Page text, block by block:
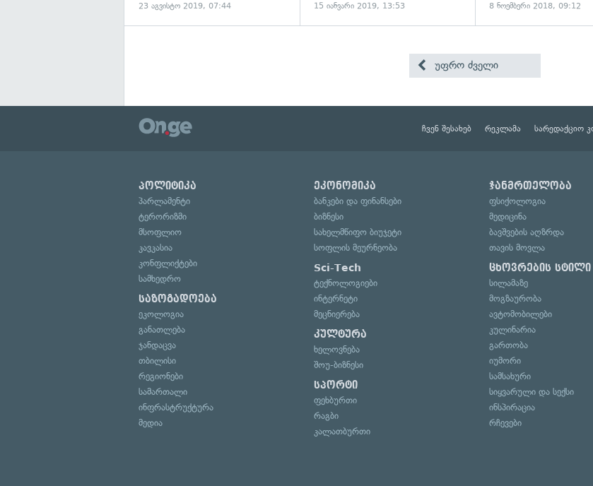
23 აგვისტო 2019, 07:44 15 იანვარი 2019, 13:53 8 ნოემბერი 2018, 09:12
უფრო ძველი
ჩვენ შესახებ რეკლამა სარედაქციო
პოლიტიკა
პარლამენტი
ტერორიზმი
მსოფლიო
კავკასია
კონფლიქტები
სამხედრო
საზოგადოება
ეკოლოგია
განათლება
ჯანდაცვა
თბილისი
რეგიონები
სამართალი
ინფრასტრუქტურა
მედია
ეკონომიკა
ბანკები და ფინანსები
ბიზნესი
სახელმწიფო ბიუჯეტი
სოფლის მეურნეობა
Sci-Tech
ტექნოლოგიები
ინტერნეტი
მეცნიერება
კულტურა
ხელოვნება
შოუ-ბიზნესი
სპორტი
ფეხბურთი
რაგბი
კალათბურთი
ჯანმრთელობა
ფსიქოლოგია
მედიცინა
ბავშვების აღზრდა
თავის მოვლა
ცხოვრების სტილი
სილამაზე
მოგზაურობა
ავტომობილები
კულინარია
გართობა
იუმორი
სამსახური
სიყვარული და სექსი
ინსპირაცია
რჩევები